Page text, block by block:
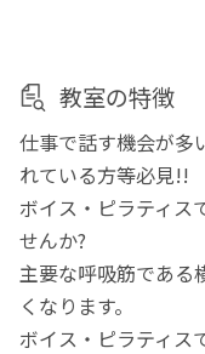
教室の特徴
仕事で話す機会が多
れている方等必見!!
ボイス・ピラティス
せんか?
主要な呼吸筋である
くなります。
ボイス・ピラティス